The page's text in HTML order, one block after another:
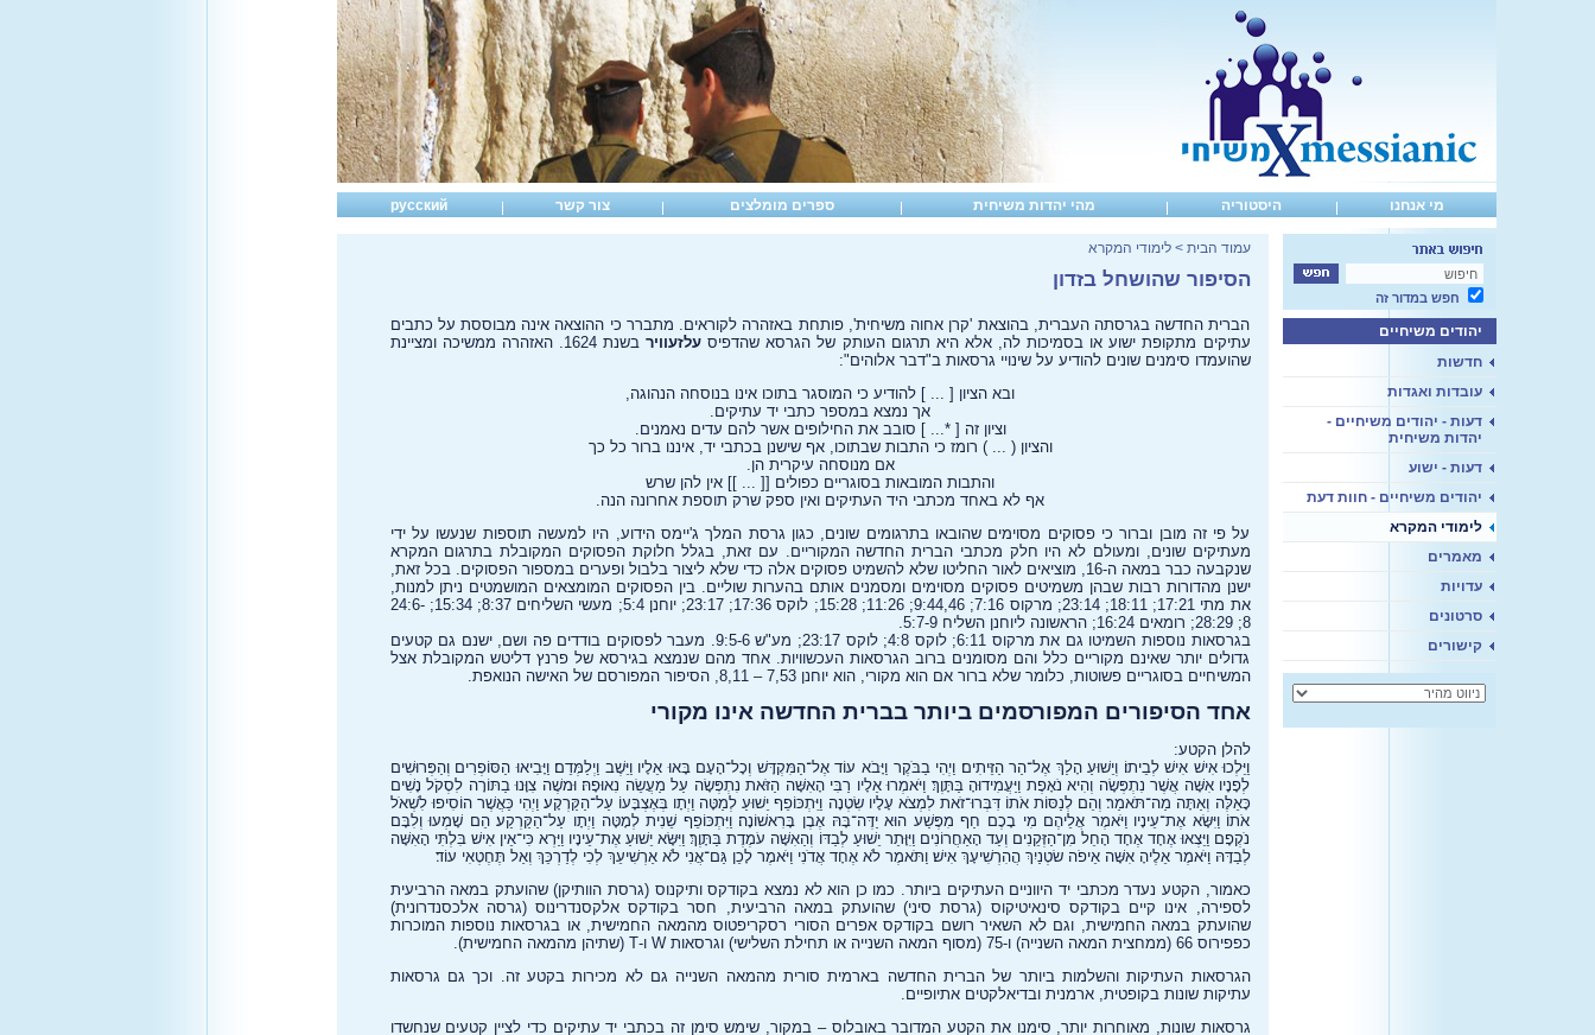
מי אנחנו היסטוריה מהי יהדות משיחית ספרים מומלצים צור קשר русский
חפש במדור זה
יהודים משיחיים
חדשות
עובדות ואגדות
דעות - יהודים משיחיים -
יהדות משיחית
דעות - ישוע
יהודים משיחיים - חוות דעת
לימודי המקרא
מאמרים
עדויות
סרטונים
קישורים
עמוד הבית > לימודי המקרא
הסיפור שהושחל בזדון
הברית החדשה בגרסתה העברית, בהוצאת 'קרן אחוה משיחית', פותחת באזהרה לקוראים. מתברר כי ההוצאה אינה מבוססת על כתבים
עתיקים מתקופת ישוע או בסמיכות לה, אלא היא תרגום העותק של הגרסא שהדפיס עלזעוויר
בשנת 1624. האזהרה ממשיכה ומציינת
שהועמדו סימנים שונים להודיע על שינויי גרסאות ב"דבר אלוהים":
ובא הציון [ ... ] להודיע כי המוסגר בתוכו אינו בנוסחה הנהוגה,
אך נמצא במספר כתבי יד עתיקים.
וציון זה [ *... ] סובב את החילופים אשר להם עדים נאמנים.
והציון ( ... ) רומז כי התבות שבתוכו, אף שישנן בכתבי יד, איננו ברור כל כך
אם מנוסחה עיקרית הן.
והתבות המובאות בסוגריים כפולים [[ ... ]] אין להן שרש
אף לא באחד מכתבי היד העתיקים ואין ספק שרק תוספת אחרונה הנה.
על פי זה מובן וברור כי פסוקים מסוימים שהובאו בתרגומים שונים, כגון גרסת המלך ג'יימס הידוע, היו למעשה תוספות שנעשו על ידי
מעתיקים שונים, ומעולם לא היו חלק מכתבי הברית החדשה המקוריים. עם זאת, בגלל חלוקת הפסוקים המקובלת בתרגום המקרא
שנקבעה כבר במאה ה-16, מוציאים לאור החליטו שלא להשמיט פסוקים אלה כדי שלא ליצור בלבול ופערים במספור הפסוקים. בכל זאת,
ישנן מהדורות רבות שבהן משמיטים פסוקים מסוימים ומסמנים אותם בהערות שוליים. בין הפסוקים המומצאים המושמטים ניתן למנות,
את מתי 17:21; 18:11; 23:14; מרקוס 7:16; 9:44,46; 11:26; 15:28; לוקס 17:36; 23:17; יוחנן 5:4; מעשי השליחים 8:37; 15:34; 24:6-
8; 28:29; רומאים 16:24; הראשונה ליוחנן השליח 5:7-9.
בגרסאות נוספות השמיטו גם את מרקוס 6:11; לוקס 4:8; לוקס 23:17; מע"ש 9:5-6. מעבר לפסוקים בודדים פה ושם, ישנם גם קטעים
גדולים יותר שאינם מקוריים כלל והם מסומנים ברוב הגרסאות העכשוויות. אחד מהם שנמצא בגירסא של פרנץ דליטש המקובלת אצל
המשיחיים בסוגריים פשוטות, כלומר שלא ברור אם הוא מקורי, הוא יוחנן 7,53 – 8,11, הסיפור המפורסם של האישה הנואפת.
אחד הסיפורים המפורסמים ביותר בברית החדשה אינו מקורי
להלן הקטע:
וַיֵּלְכוּ אִישׁ אִישׁ לְבֵיתוֹ׃ וְיֵשׁוּעַ הָלַךְ אֶל־הַר הַזֵּיתִים׃ וַיְהִי בַבֹּקֶר וַיָּבֹא עוֹד אֶל־הַמִּקְדָּשׁ וְכָל־הָעָם בָּאוּ אֵלָיו וַיֵּשֶׁב וַיְלַמְּדֵם׃ וַיָּבִיאוּ הַסּוֹפְרִים וְהַפְּרוּשִׁים
לְפָנָיו אִשָּׁה אֲשֶׁר נִתְפְּשָׂה וְהִיא נֹאָפֶת וַיַּעֲמִידוּהָ בַּתָּוֶךְ׃ וַיֹּאמְרוּ אֵלָיו רַבִּי הָאִשָּׁה הַזֹּאת נִתְפְּשָׂה עַל מַעֲשֵׂה נִאוּפָהּ׃ וּמשֶׁה צִוָּנוּ בַתּוֹרָה לִסְקֹל נָשִׁים
כָּאֵלֶּה וְאַתָּה מַה־תֹּאמַר׃ וְהֵם לְנַסּוֹת אֹתוֹ דִּבְּרוּ־זֹאת לִמְצֹא עָלָיו שִׂטְנָה וַיִִּתְכּוֹפֵף יֵשׁוּעַ לְמַטָּה וַיְתָו בְּאֶצְבָּעוֹ עַל־הַקַּרְקָע׃ וַיְהִי כַּאֲשֶׁר הוֹסִיפוּ לִשְׁאֹל
אֹתוֹ וַיִּשָּׂא אֶת־עֵינָיו וַיֹּאמֶר אֲלֵיהֶם מִי בָכֶם חַף מִפֶּשַׁע הוּא יַדֶּה־בָּהּ אֶבֶן בָּרִאשׁוֹנָה׃ וַיִּתְכּוֹפֵף שֵׁנִית לְמָטָּה וַיְתָו עַל־הַקַּרְקַע׃ הֵם שָׁמְעוּ וְלִבָּם
נֹקְפָם וַיֵּצְאוּ אֶחָד אֶחָד הָחֵל מִן־הַזְּקֵנִים וְעַד הָאַחֲרוֹנִים וַיִּוָּתֵר יֵשׁוּעַ לְבַדּוֹ וְהַאִשָּׁה עֹמֶדֶת בַּתָּוֶךְ׃ וַיִּשָּׂא יֵשׁוּעַ אֶת־עֵינָיו וַיַּרְא כִּי־אֵין אִישׁ בִּלְתִּי הָאִשָּׁה
לְבַדָּהּ וַיֹּאמֶר אֵלֶיהָ אִשָּׁה אֵיפֹה שׂטְנַיִךְ הֲהִרְשִׁיעָךְ אִישׁ׃ וַתֹּאמֶר לֹא אֶחָד אֲדֹנִי וַיֹּאמֶר לָכֵן גַּם־אֲנִי לֹא אַרְשִׁיעֵךְ לְכִי לְדַרְכֵּךְ וְאַל תֶּחֶטְאִי עוֹד׃
כאמור, הקטע נעדר מכתבי יד היווניים העתיקים ביותר. כמו כן הוא לא נמצא בקודקס ותיקנוס (גרסת הוותיקן) שהועתק במאה הרביעית
לספירה, אינו קיים בקודקס סינאיטיקוס (גרסת סיני) שהועתק במאה הרביעית, חסר בקודקס אלקסנדרינוס (גרסה אלכסנדרונית)
שהועתק במאה החמישית, וגם לא השאיר רושם בקודקס אפרים הסורי רסקריפטוס מהמאה החמישית, או בגרסאות נוספות המוכרות
כפפירוס 66 (ממחצית המאה השנייה) ו-75 (מסוף המאה השנייה או תחילת השלישי) וגרסאות W ו-T (שתיהן מהמאה החמישית).
הגרסאות העתיקות והשלמות ביותר של הברית החדשה בארמית סורית מהמאה השנייה גם לא מכירות בקטע זה. וכך גם גרסאות
עתיקות שונות בקופטית, ארמנית ובדיאלקטים אתיופיים.
גרסאות שונות, מאוחרות יותר, סימנו את הקטע המדובר באובלוס – במקור, שימש סימן זה בכתבי יד עתיקים כדי לציין קטעים שנחשדו